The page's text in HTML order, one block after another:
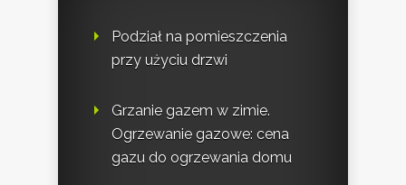
Podział na pomieszczenia
przy użyciu drzwi
Grzanie gazem w zimie.
Ogrzewanie gazowe: cena
gazu do ogrzewania domu